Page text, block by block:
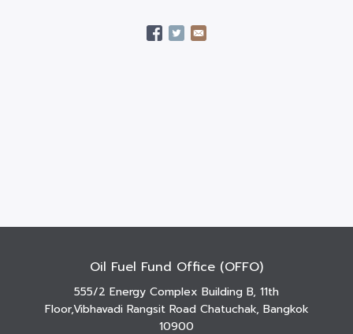
Oil Fuel Fund Office (OFFO)
555/2 Energy Complex Building B, 11th
Floor,Vibhavadi Rangsit Road Chatuchak, Bangkok
10900